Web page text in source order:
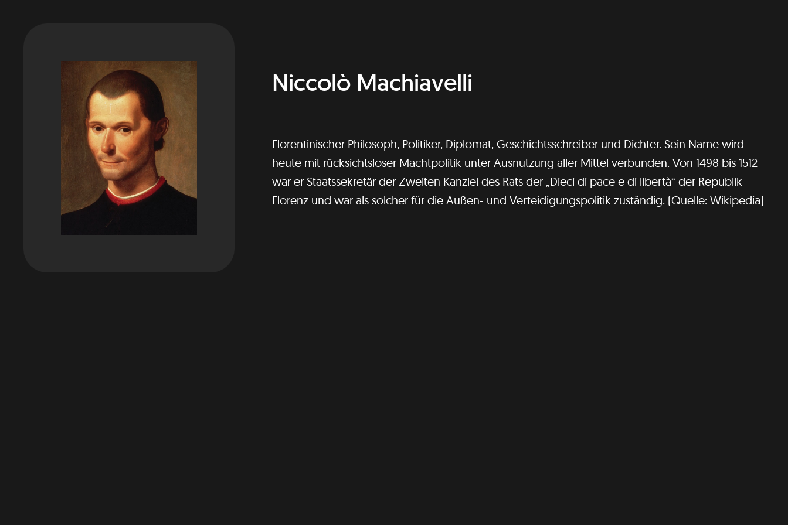
Niccolò Machiavelli
Florentinischer Philosoph, Politiker, Diplomat, Geschichtsschreiber und Dichter. Sein Name wird
heute mit rücksichtsloser Machtpolitik unter Ausnutzung aller Mittel verbunden. Von 1498 bis 1512
war er Staatssekretär der Zweiten Kanzlei des Rats der „Dieci di pace e di libertà“ der Republik
Florenz und war als solcher für die Außen- und Verteidigungspolitik zuständig. (Quelle: Wikipedia)